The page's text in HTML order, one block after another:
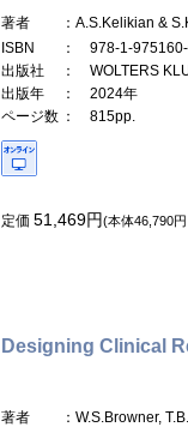
著者
：A.S.Kelikian &
ISBN
： 978-1-
出版社
： WOLTERS
出版年
： 2024年
ページ数 ： 815pp.
定価 51,469円(本体46,790
Designing Clinical
著者
：W.S.Browner,